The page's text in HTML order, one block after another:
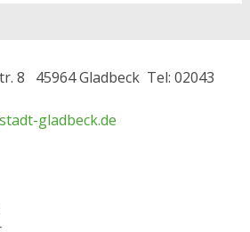
8 45964 Gladbeck Tel: 02043
stadt-gladbeck.de